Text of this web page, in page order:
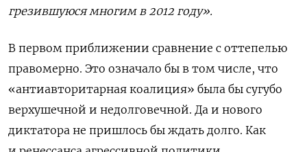
грезившуюся многим в 2012 году».
В первом приближении сравнение с оттепелью
правомерно. Это означало бы в том числе, что
«антиавторитарная коалиция» была бы сугубо
верхушечной и недолговечной. Да и нового
диктатора не пришлось бы ждать долго. Как